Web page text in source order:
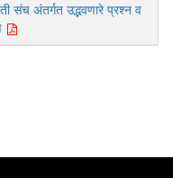
संच अंतर्गत उद्भवणारे प्रश्न व